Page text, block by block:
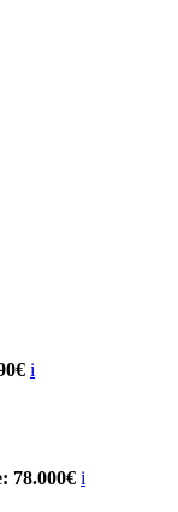
i
78.000€ i